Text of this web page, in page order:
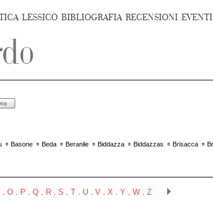
LESSICO BIBLIOGRAFIA RECENSIONI EVENTI
▫ Basone ▫ Beda ▫ Beranile ▫ Biddazza ▫ Biddazzas ▫ Brisacca ▫
. O. P . Q. R. S . . U. V . X. Y . W. Z